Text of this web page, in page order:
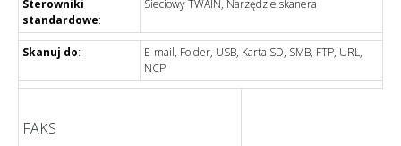
Sterowniki
standardowe:
Sieciowy TWAIN, Narzędzie skanera
Skanuj do:
E-mail, Folder, USB, Karta SD, SMB, FTP, URL,
NCP
FAKS